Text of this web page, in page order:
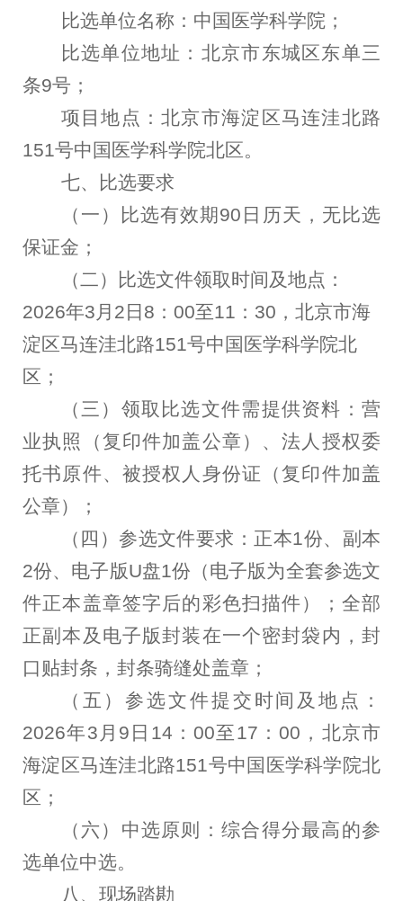
比选单位名称：中国医学科学院；
比选单位地址：北京市东城区东单三
条9号 ；
项目地点：北京市海淀区马连洼北路
151号中国医学科学院北区。
七、
比选要求
（一）
比选有效期90日历天，无比选
保证金；
（二）
比选文件领取时间及地点：
2026年3月2日8：00至11：30，北京市海
淀区马连洼北路151号中国医学科学院北
区；
（三） 领取比选文件需提供资料：营
业执照（复印件加盖公章）、法人授权委
托书原件、被授权人身份证（复印件加盖
公章）；
（四）参选文件要求：正本1份、副本
2份、电子版U盘1份（电子版为全套参选文
件正本盖章签字后的彩色扫描件）；全部
正副本及电子版封装在一个密封袋内，封
口贴封条，封条骑缝处盖章；
（五）参选文件提交时间及地点：
2026年3月9日14：00至17：00，北京市
海淀区马连洼北路151号中国医学科学院北
区；
（六） 中选原则：综合得分最高的参
选单位中选。
八、 现场踏勘